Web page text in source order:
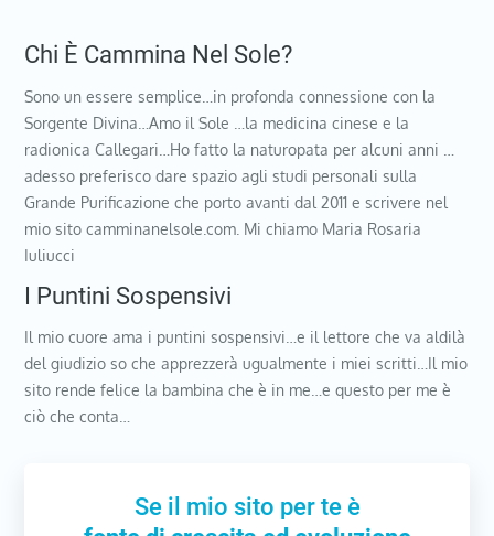
Chi È Cammina Nel Sole?
Sono un essere semplice…in profonda connessione con la
Sorgente Divina…Amo il Sole …la medicina cinese e la
radionica Callegari…Ho fatto la naturopata per alcuni anni …
adesso preferisco dare spazio agli studi personali sulla
Grande Purificazione che porto avanti dal 2011 e scrivere nel
mio sito camminanelsole.com. Mi chiamo Maria Rosaria
Iuliucci
I Puntini Sospensivi
Il mio cuore ama i puntini sospensivi…e il lettore che va aldilà
del giudizio so che apprezzerà ugualmente i miei scritti…Il mio
sito rende felice la bambina che è in me…e questo per me è
ciò che conta…
Se il mio sito per te è